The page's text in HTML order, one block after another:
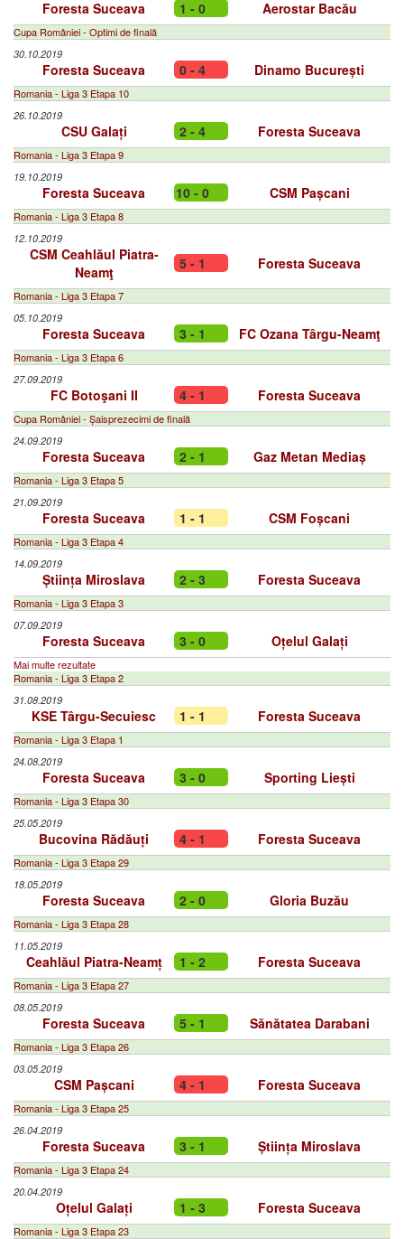
Foresta Suceava 1 - 0 Aerostar Bacău
Cupa României - Optimi de finală
30.10.2019
Foresta Suceava 0 - 4 Dinamo București
Romania - Liga 3 Etapa 10
26.10.2019
CSU Galați 2 - 4 Foresta Suceava
Romania - Liga 3 Etapa 9
19.10.2019
Foresta Suceava 10 - 0 CSM Pașcani
Romania - Liga 3 Etapa 8
12.10.2019
CSM Ceahlăul Piatra-
Neamţ
5 - 1 Foresta Suceava
Romania - Liga 3 Etapa 7
05.10.2019
Foresta Suceava 3 - 1 FC Ozana Târgu-Neamţ
Romania - Liga 3 Etapa 6
27.09.2019
FC Botoşani II 4 - 1 Foresta Suceava
Cupa României - Șaisprezecimi de finală
24.09.2019
Foresta Suceava 2 - 1 Gaz Metan Mediaș
Romania - Liga 3 Etapa 5
21.09.2019
Foresta Suceava 1 - 1 CSM Foșcani
Romania - Liga 3 Etapa 4
14.09.2019
Știința Miroslava 2 - 3 Foresta Suceava
Romania - Liga 3 Etapa 3
07.09.2019
Foresta Suceava 3 - 0 Oțelul Galați
Mai multe rezultate
Romania - Liga 3 Etapa 2
31.08.2019
KSE Târgu-Secuiesc 1 - 1 Foresta Suceava
Romania - Liga 3 Etapa 1
24.08.2019
Foresta Suceava 3 - 0 Sporting Liești
Romania - Liga 3 Etapa 30
25.05.2019
Bucovina Rădăuți 4 - 1 Foresta Suceava
Romania - Liga 3 Etapa 29
18.05.2019
Foresta Suceava 2 - 0 Gloria Buzău
Romania - Liga 3 Etapa 28
11.05.2019
Ceahlăul Piatra-Neamț 1 - 2 Foresta Suceava
Romania - Liga 3 Etapa 27
08.05.2019
Foresta Suceava 5 - 1 Sănătatea Darabani
Romania - Liga 3 Etapa 26
03.05.2019
CSM Pașcani 4 - 1 Foresta Suceava
Romania - Liga 3 Etapa 25
26.04.2019
Foresta Suceava 3 - 1 Știința Miroslava
Romania - Liga 3 Etapa 24
20.04.2019
Oțelul Galați 1 - 3 Foresta Suceava
Romania - Liga 3 Etapa 23